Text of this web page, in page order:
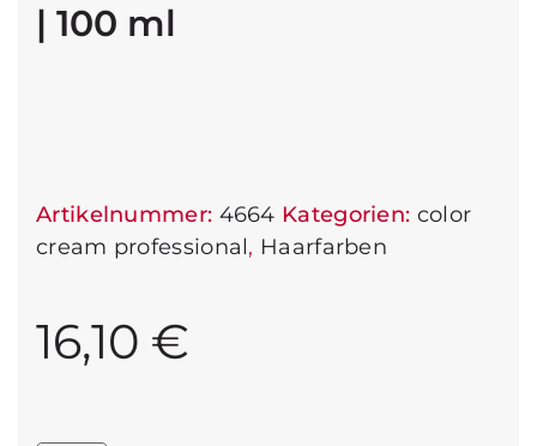
| 100 ml
Artikelnummer: 4664 Kategorien: color
cream professional, Haarfarben
16,10 €